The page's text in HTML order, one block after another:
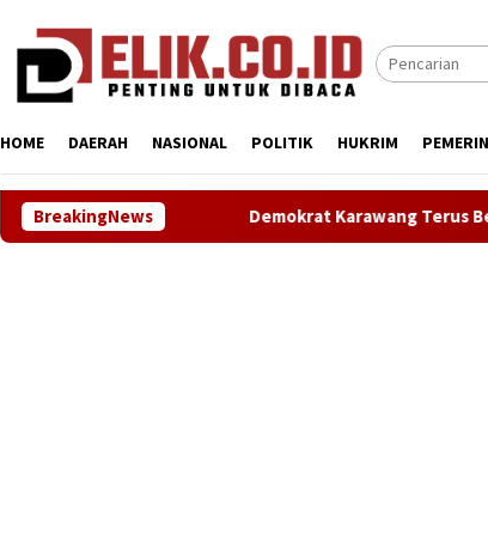
HOME DAERAH NASIONAL POLITIK HUKRIM
BreakingNewsDemokrat Karawang Terus Bergerak